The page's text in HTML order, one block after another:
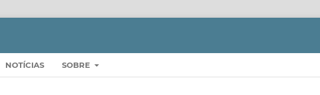
NOTÍCIAS SOBRE